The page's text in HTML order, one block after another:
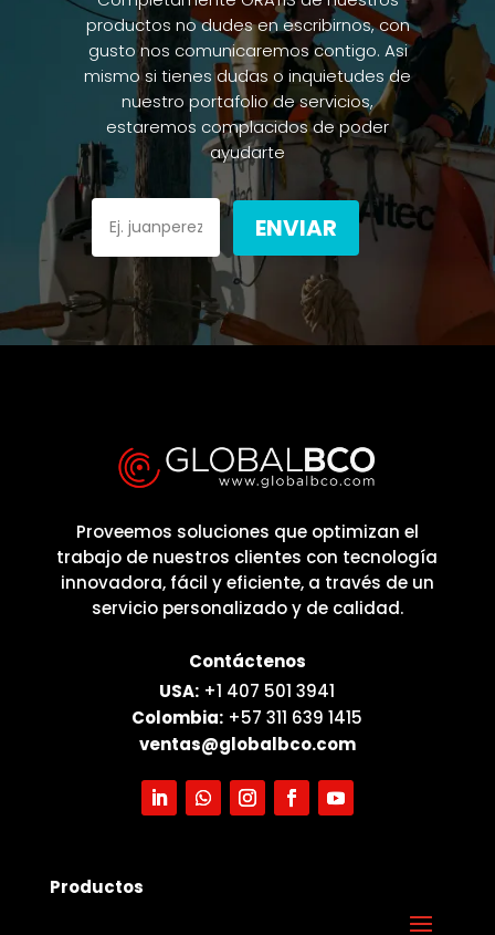
productos no dudes en escribirnos, con
gusto nos comunicaremos contigo. Asi
mismo si tienes dudas o inquietudes de
nuestro portafolio de servicios,
estaremos complacidos de poder
ayudarte
Please
leave
this
field
empty.
ENVIAR
Proveemos soluciones que optimizan el
trabajo de nuestros clientes con tecnología
innovadora, fácil y eficiente, a través de un
servicio personalizado y de calidad.
Contáctenos
USA: +1 407 501 3941
Colombia: +57 311 639 1415
ventas@globalbco.com
Productos